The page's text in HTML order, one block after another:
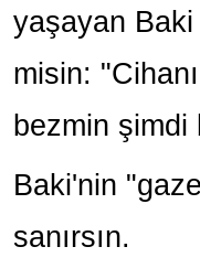
yaşayan
misin:
bezmin şimdi
Baki'nin
sanırsın.